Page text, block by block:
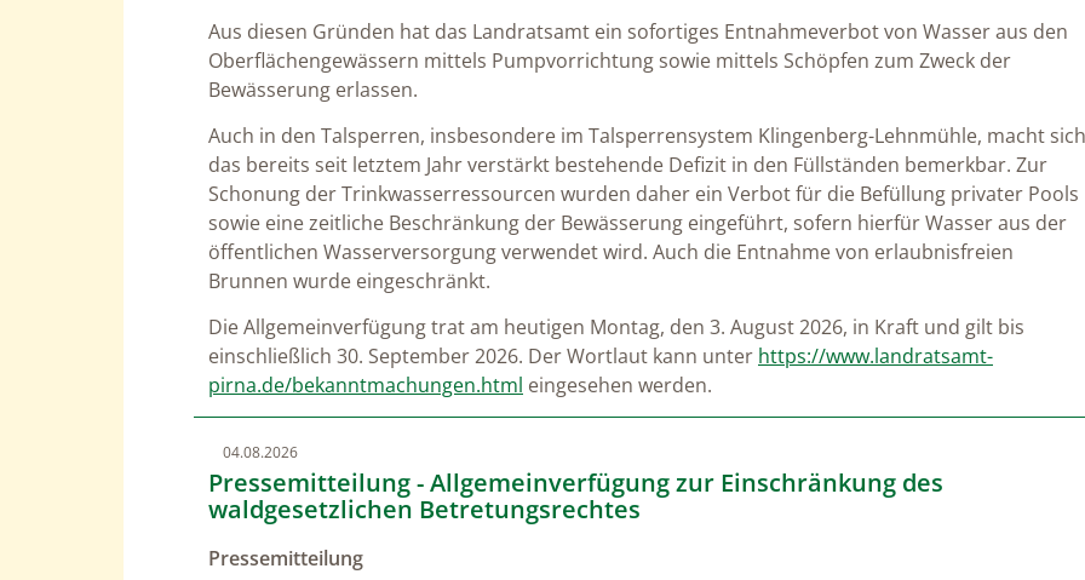
Aus diesen Gründen hat das Landratsamt ein sofortiges Entnahmeverbot von Wasser aus den
Oberflächengewässern mittels Pumpvorrichtung sowie mittels Schöpfen zum Zweck der
Bewässerung erlassen.
Auch in den Talsperren, insbesondere im Talsperrensystem Klingenberg-Lehnmühle, macht sich
das bereits seit letztem Jahr verstärkt bestehende Defizit in den Füllständen bemerkbar. Zur
Schonung der Trinkwasserressourcen wurden daher ein Verbot für die Befüllung privater Pools
sowie eine zeitliche Beschränkung der Bewässerung eingeführt, sofern hierfür Wasser aus der
öffentlichen Wasserversorgung verwendet wird. Auch die Entnahme von erlaubnisfreien
Brunnen wurde eingeschränkt.
Die Allgemeinverfügung trat am heutigen Montag, den 3. August 2026, in Kraft und gilt bis
einschließlich 30. September 2026. Der Wortlaut kann unter https://www.landratsamt-
pirna.de/bekanntmachungen.html eingesehen werden.
04.08.2026
Pressemitteilung - Allgemeinverfügung zur Einschränkung des
waldgesetzlichen Betretungsrechtes
Pressemitteilung